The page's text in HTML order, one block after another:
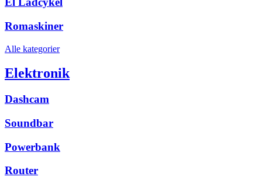
Romaskiner
Alle kategorier
Elektronik
Dashcam
Soundbar
Powerbank
Router